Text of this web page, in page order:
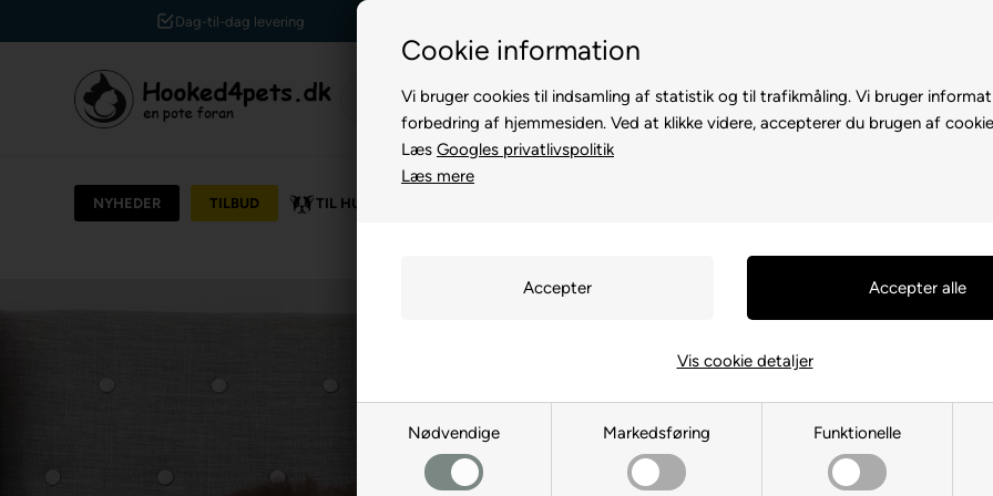
Cookie information
Vi bruger cookies til indsamling af statistik og til trafikmåling. Vi bruger
forbedring af hjemmesiden. Ved at klikke videre, accepterer du brugen af
Læs Googles privatlivspolitik
Læs mere
Nødvendige Markedsføring Funktionelle
Vis cookie detaljer
Kundeservice +45 7174 3600
NYHEDER TILBUD TIL HUND
TIL HUND/
Trixie
Tæppe
38045